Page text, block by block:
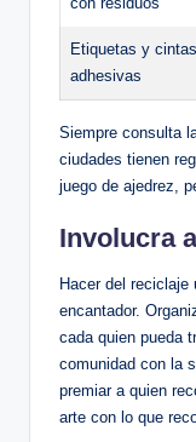
Etiquetas y cintas
adhesivas
Siempre consulta
ciudades tienen
juego de ajedrez,
Involucra
Hacer del
encantador.
cada quien pueda
comunidad con la
premiar a quien
arte con lo que